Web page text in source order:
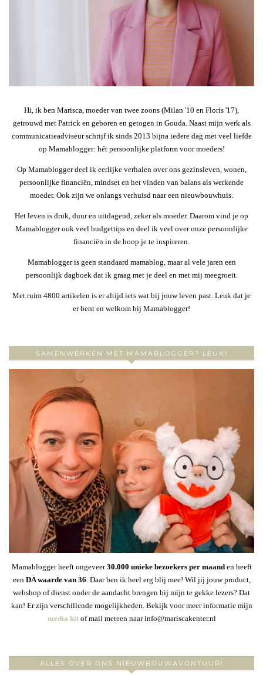
Hi, ik ben Marisca, moeder van twee zoons (Milan '10 en Floris '17),
getrouwd met Patrick en geboren en getogen in Gouda. Naast mijn werk als
communicatieadviseur schrijf ik sinds 2013 bijna iedere dag met veel liefde
op Mamablogger: hét persoonlijke platform voor moeders!
Op Mamablogger deel ik eerlijke verhalen over ons gezinsleven, wonen,
persoonlijke financiën, mindset en het vinden van balans als werkende
moeder. Ook zijn we onlangs verhuisd naar een nieuwbouwhuis.
Het leven is druk, duur en uitdagend, zeker als moeder. Daarom vind je op
Mamablogger ook veel budgettips en deel ik veel over onze persoonlijke
financiën in de hoop je te inspireren.
Mamablogger is geen standaard mamablog, maar al vele jaren een
persoonlijk dagboek dat ik graag met je deel en met mij meegroeit.
Met ruim 4800 artikelen is er altijd iets wat bij jouw leven past. Leuk dat je
er bent en welkom bij Mamablogger!
SAMENWERKEN MET MAMABLOGGER? LEUK!
Mamablogger heeft ongeveer30.000 unieke bezoekers per maanden heeft
een DA waarde van 36. Daar ben ik heel erg blij mee! Wil jij jouw product,
webshop of dienst onder de aandacht brengen bij mijn te gekke lezers? Dat
kan! Er zijn verschillende mogelijkheden. Bekijk voor meer informatie mijn
media kitof mail meteen naar info@mariscakenter.nl
ALLES OVER ONS NIEUWBOUWAVONTUUR!